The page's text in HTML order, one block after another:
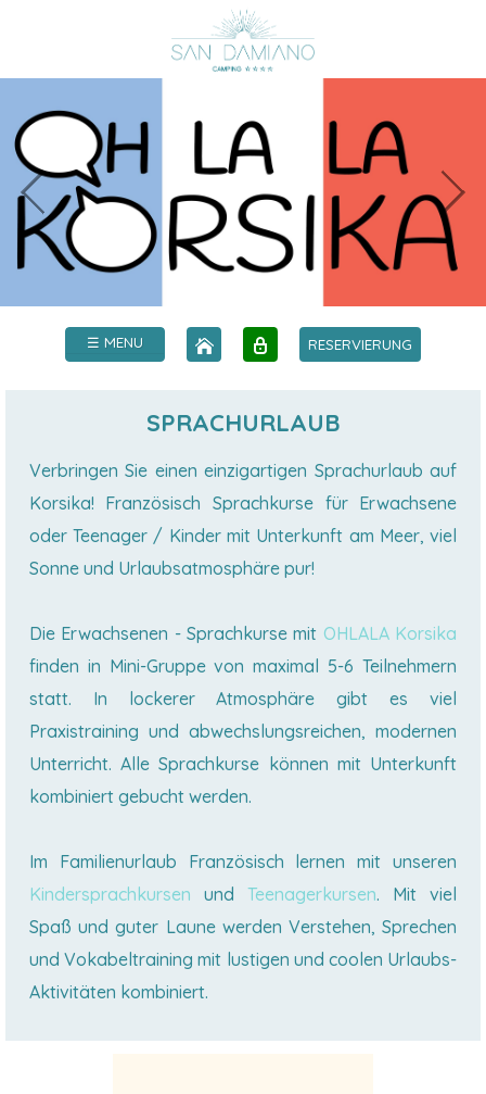
☰ MENU RESERVIERUNG
SPRACHURLAUB
Verbringen Sie einen einzigartigen Sprachurlaub auf
Korsika! Französisch Sprachkurse für Erwachsene
oder Teenager / Kinder mit Unterkunft am Meer, viel
Sonne und Urlaubsatmosphäre pur!
Die Erwachsenen - Sprachkurse mit OHLALA Korsika
finden in Mini-Gruppe von maximal 5-6 Teilnehmern
statt. In lockerer Atmosphäre gibt es viel
Praxistraining und abwechslungsreichen, modernen
Unterricht. Alle Sprachkurse können mit Unterkunft
kombiniert gebucht werden.
Im Familienurlaub Französisch lernen mit unseren
Kindersprachkursen und Teenagerkursen. Mit viel
Spaß und guter Laune werden Verstehen, Sprechen
und Vokabeltraining mit lustigen und coolen Urlaubs-
Aktivitäten kombiniert.